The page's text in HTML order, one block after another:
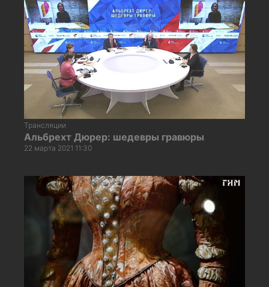
Трансляции
Альбрехт Дюрер: шедевры гравюры
22 марта 2021 11:30